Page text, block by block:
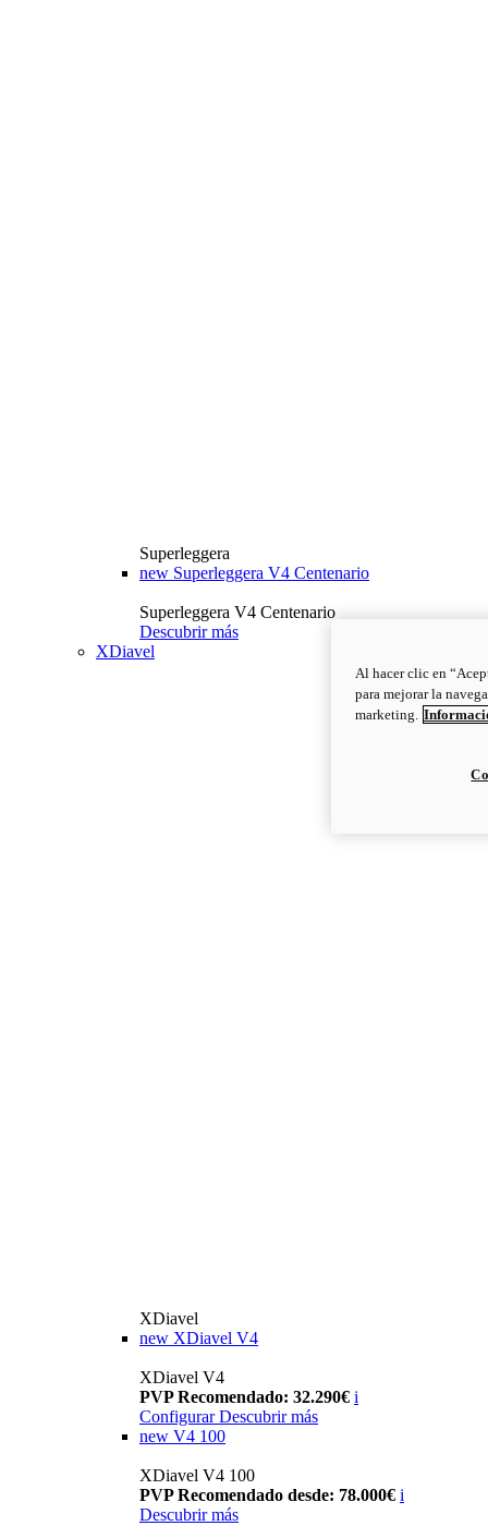
Superleggera
new Superleggera V4 Centenario
Superleggera V4 Centenario
Descubrir más
XDiavel
XDiavel
new XDiavel V4
XDiavel V4
PVP Recomendado: 32.290€ i
Configurar Descubrir más
new V4 100
XDiavel V4 100
PVP Recomendado desde: 78.000€ i
Descubrir más
Al hacer clic en
para mejorar la
marketing.